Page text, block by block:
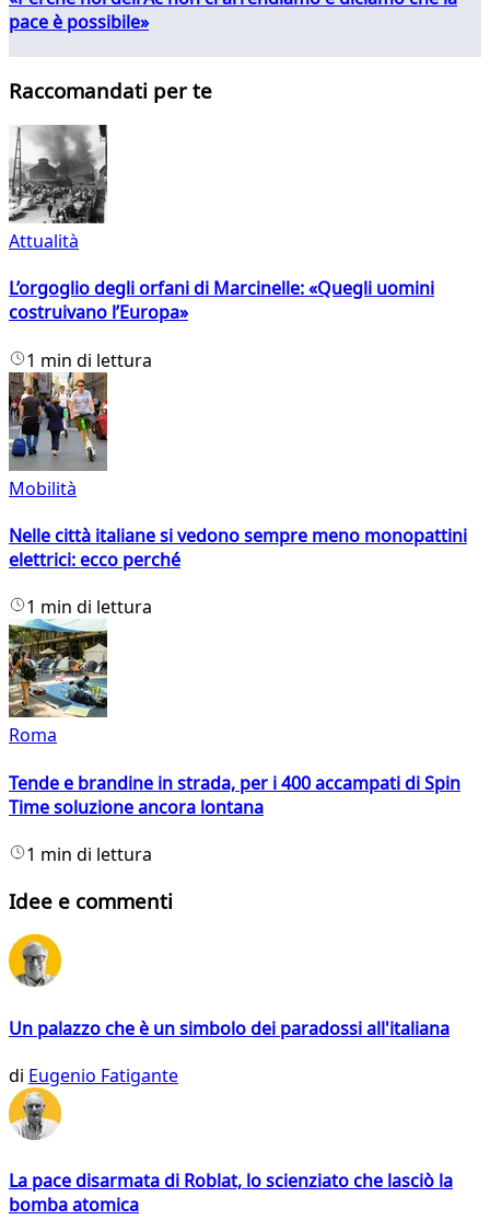
pace è possibile»
Raccomandati per te
Attualità
L’orgoglio degli orfani di Marcinelle: «Quegli uomini
costruivano l’Europa»
1 min di lettura
Mobilità
Nelle città italiane si vedono sempre meno monopattini
elettrici: ecco perché
1 min di lettura
Roma
Tende e brandine in strada, per i 400 accampati di Spin
Time soluzione ancora lontana
1 min di lettura
Idee e commenti
Un palazzo che è un simbolo dei paradossi all'italiana
di Eugenio Fatigante
La pace disarmata di Roblat, lo scienziato che lasciò la
bomba atomica